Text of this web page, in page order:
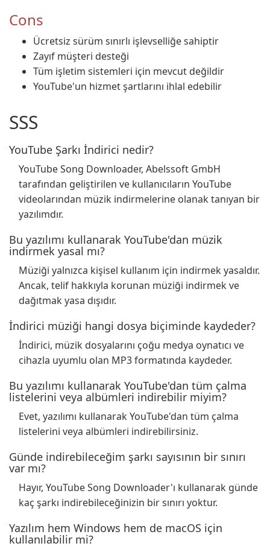
Cons
Ücretsiz sürüm sınırlı işlevselliğe sahiptir
Zayıf müşteri desteği
Tüm işletim sistemleri için mevcut değildir
YouTube'un hizmet şartlarını ihlal edebilir
SSS
YouTube Şarkı İndirici nedir?
YouTube Song Downloader, Abelssoft GmbH
tarafından geliştirilen ve kullanıcıların YouTube
videolarından müzik indirmelerine olanak tanıyan bir
yazılımdır.
Bu yazılımı kullanarak YouTube'dan müzik
indirmek yasal mı?
Müziği yalnızca kişisel kullanım için indirmek yasaldır.
Ancak, telif hakkıyla korunan müziği indirmek ve
dağıtmak yasa dışıdır.
İndirici müziği hangi dosya biçiminde kaydeder?
İndirici, müzik dosyalarını çoğu medya oynatıcı ve
cihazla uyumlu olan MP3 formatında kaydeder.
Bu yazılımı kullanarak YouTube'dan tüm çalma
listelerini veya albümleri indirebilir miyim?
Evet, yazılımı kullanarak YouTube'dan tüm çalma
listelerini veya albümleri indirebilirsiniz.
Günde indirebileceğim şarkı sayısının bir sınırı
var mı?
Hayır, YouTube Song Downloader'ı kullanarak günde
kaç şarkı indirebileceğinizin bir sınırı yoktur.
Yazılım hem Windows hem de macOS için
kullanılabilir mi?